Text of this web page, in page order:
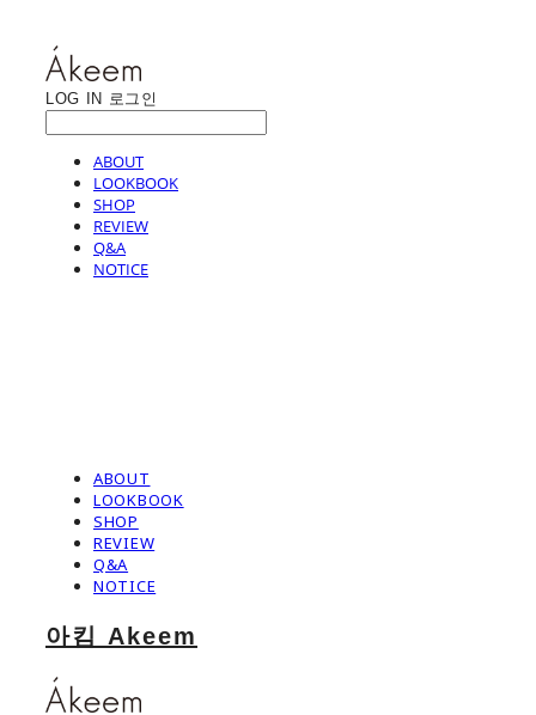
LOG IN 로그인
ABOUT
LOOKBOOK
SHOP
REVIEW
Q&A
NOTICE
ABOUT
LOOKBOOK
SHOP
REVIEW
Q&A
NOTICE
아킴 Akeem